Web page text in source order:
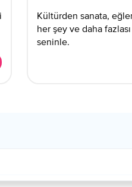
Kültürden sanata,
her şey ve daha
seninle.​